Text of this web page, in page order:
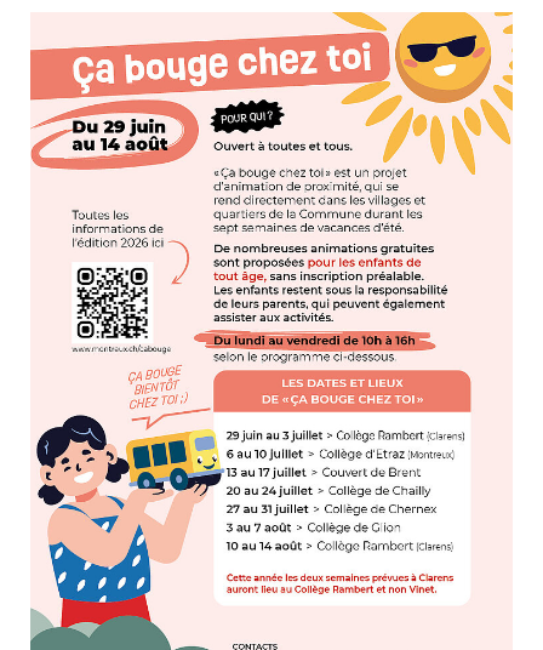
un déménagement,
demander une subvention
sur les abonnements annuels
de transports publics ou
consulter les disponibilités
des cartes CFF, créez ou
connectez-vous à votre
compte citoyen en cliquant
sur l’une des catégories ci-
dessus. Pour effectuer
d’autres démarches
administratives en ligne,
cliquez sur l’une des
catégories ci-dessous.
Achats
Annonces et demandes
Construction et travaux